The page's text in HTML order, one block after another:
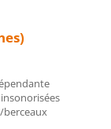
berceaux